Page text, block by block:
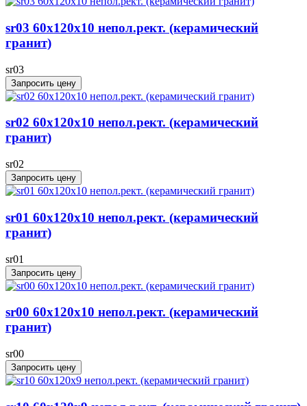
sr03 60x120х10 непол.рект. (керамический
гранит)
sr03
Запросить цену
sr02 60x120х10 непол.рект. (керамический
гранит)
sr02
Запросить цену
sr01 60x120х10 непол.рект. (керамический
гранит)
sr01
Запросить цену
sr00 60x120х10 непол.рект. (керамический
гранит)
sr00
Запросить цену